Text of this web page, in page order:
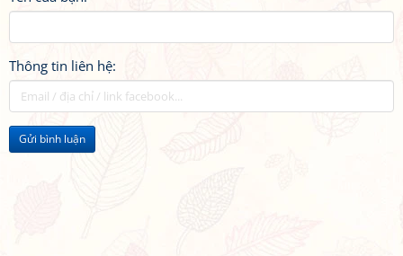
Thông tin liên hệ:
Gửi bình luận